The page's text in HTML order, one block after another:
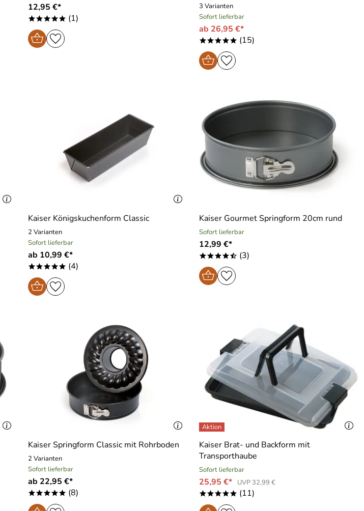
12,95 €*
***** (1)
3 Varianten
Sofort lieferbar
ab 26,95 €*
***** (15)
Kaiser Königskuchenform Classic
2 Varianten
Sofort lieferbar
ab 10,99 €*
***** (4)
Kaiser Gourmet Springform 20cm rund
Sofort lieferbar
12,99 €*
****/ (3)
Kaiser Springform Classic mit Rohrboden
2 Varianten
Sofort lieferbar
ab 22,95 €*
***** (8)
Kaiser Brat- und Backform mit
Transporthaube
Sofort lieferbar
25,95 €* UVP 32,99 €
***** (11)